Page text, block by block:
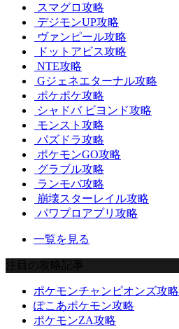
スマグロ攻略
デジモンUP攻略
ヴァンピール攻略
ドットアビス攻略
NTE攻略
Gジェネエターナル攻略
ポケポケ攻略
シャドバ ビヨンド攻略
モンスト攻略
パズドラ攻略
ポケモンGO攻略
グラブル攻略
ランモバ攻略
崩壊スターレイル攻略
パワプロアプリ攻略
一覧を見る
注目の攻略記事
ポケモンチャンピオンズ攻略
ぽこあポケモン攻略
ポケモンZA攻略